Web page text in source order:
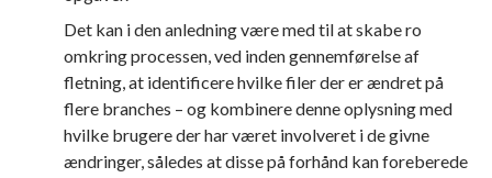
Det kan i den anledning være med til at skabe ro
omkring processen, ved inden gennemførelse af
fletning, at identificere hvilke filer der er ændret på
flere branches – og kombinere denne oplysning med
hvilke brugere der har været involveret i de givne
ændringer, således at disse på forhånd kan foreberede